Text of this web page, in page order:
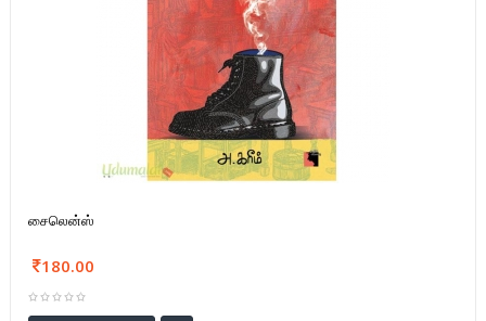
சைலென்ஸ்
180.00